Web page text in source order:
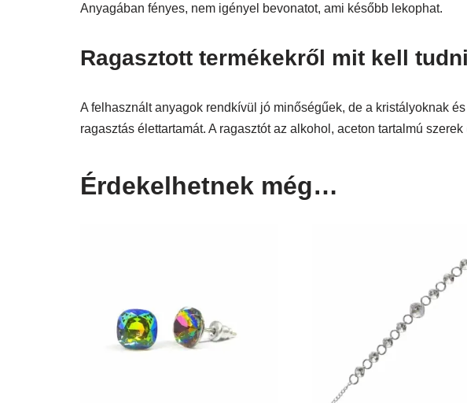
Anyagában fényes, nem igényel bevonatot, ami később lekophat.
Ragasztott termékekről mit kell
A felhasznált anyagok rendkívül jó minőségűek, de a kristályoknak
ragasztás élettartamát. A ragasztót az alkohol, aceton tartalmú
Érdekelhetnek még…